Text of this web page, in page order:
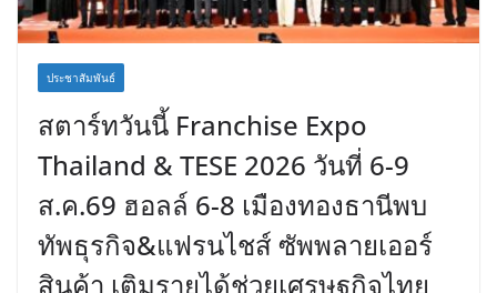
ประชาสัมพันธ์
สตาร์ทวันนี้ Franchise Expo
Thailand & TESE 2026 วันที่ 6-9
ส.ค.69 ฮอลล์ 6-8 เมืองทองธานีพบ
ทัพธุรกิจ&แฟรนไชส์ ซัพพลายเออร์
สินค้า เติมรายได้ช่วยเศรษฐกิจไทย